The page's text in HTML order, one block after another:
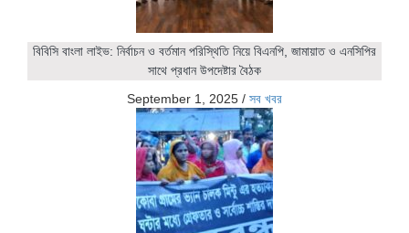
বিবিসি বাংলা লাইভ: নির্বাচন ও বর্তমান পরিস্থিতি নিয়ে বিএনপি, জামায়াত ও এনসিপির
সাথে প্রধান উপদেষ্টার বৈঠক
September 1, 2025 / সব খবর